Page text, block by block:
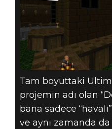
Tam boyuttaki
projemin adı olan
bana sadece
ve aynı zamanda da